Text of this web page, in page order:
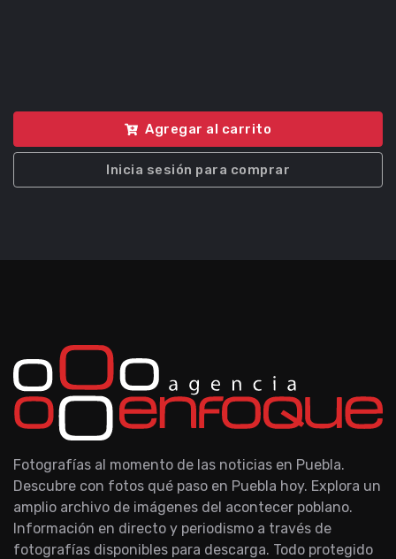
Agregar al carrito
Inicia sesión para comprar
Fotografías al momento de las noticias en Puebla.
Descubre con fotos qué paso en Puebla hoy. Explora un
amplio archivo de imágenes del acontecer poblano.
Información en directo y periodismo a través de
fotografías disponibles para descarga. Todo protegido